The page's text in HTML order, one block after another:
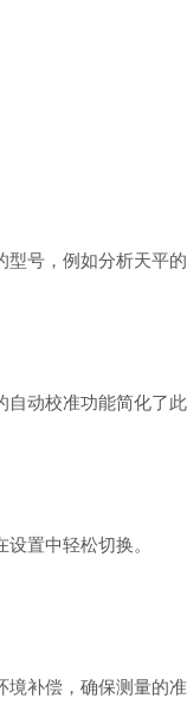
，例如分析天平的
校准功能简化了此
置中轻松切换。
补偿，确保测量的准